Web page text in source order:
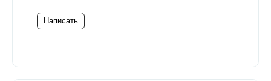
Написать